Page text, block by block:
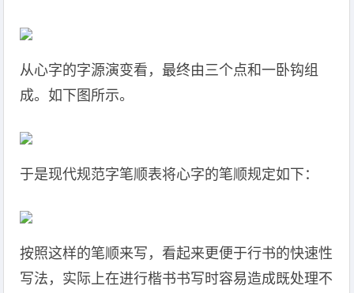
从心字的字源演变看，最终由三个点和一卧钩组
成。如下图所示。
于是现代规范字笔顺表将心字的笔顺规定如下：
按照这样的笔顺来写，看起来更便于行书的快速性
写法，实际上在进行楷书书写时容易造成既处理不